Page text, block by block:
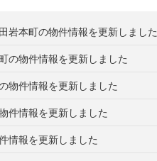
岩本町の物件情報を更新しました
の物件情報を更新しました
物件情報を更新しました
件情報を更新しました
情報を更新しました